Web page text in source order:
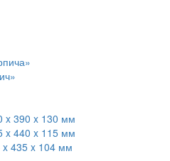
x 390 x 130 мм
x 440 x 115 мм
435 x 104 мм